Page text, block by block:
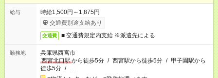
給与
時給1,500円～1,875円
交通費別途支給あり
交通費 ■ 交通費規定内支給 ※派遣先による
勤務地
兵庫県西宮市
西宮北口駅から徒歩5分 / 西宮駅から徒歩5分 / 甲子園駅から
徒歩5分 / …